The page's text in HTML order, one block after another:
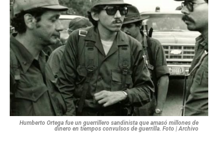
Humberto Ortega fue un guerrillero sandinista que amasó millones de
dinero en tiempos convulsos de guerrilla. Foto | Archivo